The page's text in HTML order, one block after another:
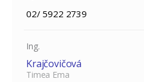
02/ 5922 2739
Ing.
Krajčovičová
Timea Ema